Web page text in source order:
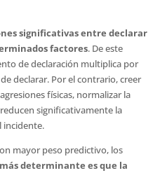
significativas entre declarar
factores. De este
de declaración multiplica por
declarar. Por el contrario, creer
físicas, normalizar la
significativamente la
incidente.
mayor peso predictivo, los
determinante es que la